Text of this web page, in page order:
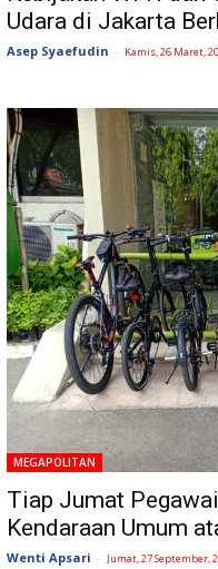
Udara di Jakarta
Asep Syaefudin - Kamis, 26 Maret,
MEGAPOLITAN
Tiap Jumat
Kendaraan Umum
Wenti Apsari - Jumat, 27 September,